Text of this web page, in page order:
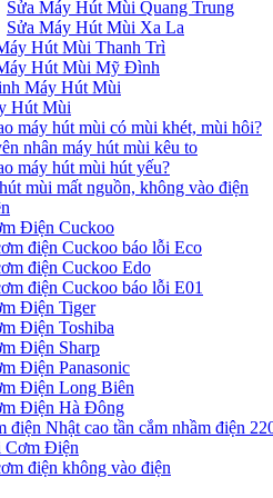
Sửa Máy Hút Mùi Quang Trung
Sửa Máy Hút Mùi Xa La
Hút Mùi Thanh Trì
Hút Mùi Mỹ Đình
Máy Hút Mùi
Hút Mùi
máy hút mùi có mùi khét, mùi hôi?
nhân máy hút mùi kêu to
máy hút mùi hút yếu?
mùi mất nguồn, không vào điện
Điện Cuckoo
điện Cuckoo báo lỗi Eco
điện Cuckoo Edo
điện Cuckoo báo lỗi E01
Điện Tiger
Điện Toshiba
Điện Sharp
Điện Panasonic
Điện Long Biên
Điện Hà Đông
điện Nhật cao tần cắm nhầm điện
Điện
điện không vào điện